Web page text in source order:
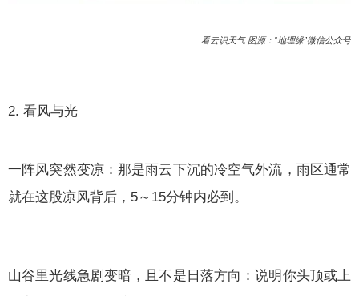
看云识天气 图源：“地理缘”微信公众号
2. 看风与光
一阵风突然变凉：那是雨云下沉的冷空气外流，雨区通常
就在这股凉风背后，5～15分钟内必到。
山谷里光线急剧变暗，且不是日落方向：说明你头顶或上